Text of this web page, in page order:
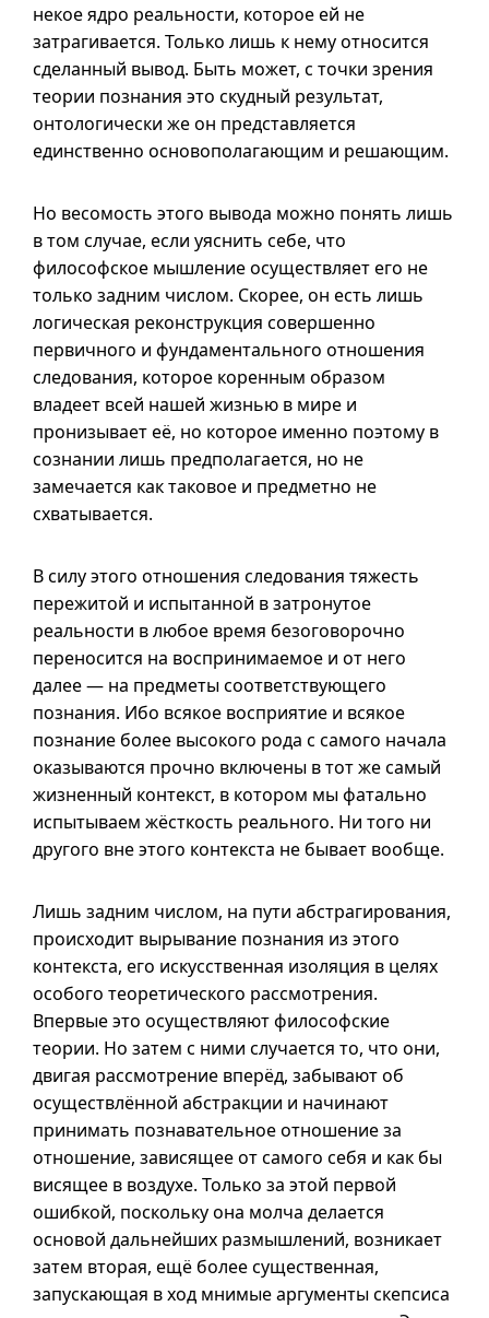
некое ядро реальности, которое ей не
затрагивается. Только лишь к нему относится
сделанный вывод. Быть может, с точки зрения
теории познания это скудный результат,
онтологически же он представляется
единственно основополагающим и решающим.
Но весомость этого вывода можно понять лишь
в том случае, если уяснить себе, что
философское мышление осуществляет его не
только задним числом. Скорее, он есть лишь
логическая реконструкция совершенно
первичного и фундаментального отношения
следования, которое коренным образом
владеет всей нашей жизнью в мире и
пронизывает её, но которое именно поэтому в
сознании лишь предполагается, но не
замечается как таковое и предметно не
схватывается.
В силу этого отношения следования тяжесть
пережитой и испытанной в затронутое
реальности в любое время безоговорочно
переносится на воспринимаемое и от него
далее — на предметы соответствующего
познания. Ибо всякое восприятие и всякое
познание более высокого рода с самого начала
оказываются прочно включены в тот же самый
жизненный контекст, в котором мы фатально
испытываем жёсткость реального. Ни того ни
другого вне этого контекста не бывает вообще.
Лишь задним числом, на пути абстрагирования,
происходит вырывание познания из этого
контекста, его искусственная изоляция в целях
особого теоретического рассмотрения.
Впервые это осуществляют философские
теории. Но затем с ними случается то, что они,
двигая рассмотрение вперёд, забывают об
осуществлённой абстракции и начинают
принимать познавательное отношение за
отношение, зависящее от самого себя и как бы
висящее в воздухе. Только за этой первой
ошибкой, поскольку она молча делается
основой дальнейших размышлений, возникает
затем вторая, ещё более существенная,
запускающая в ход мнимые аргументы скепсиса